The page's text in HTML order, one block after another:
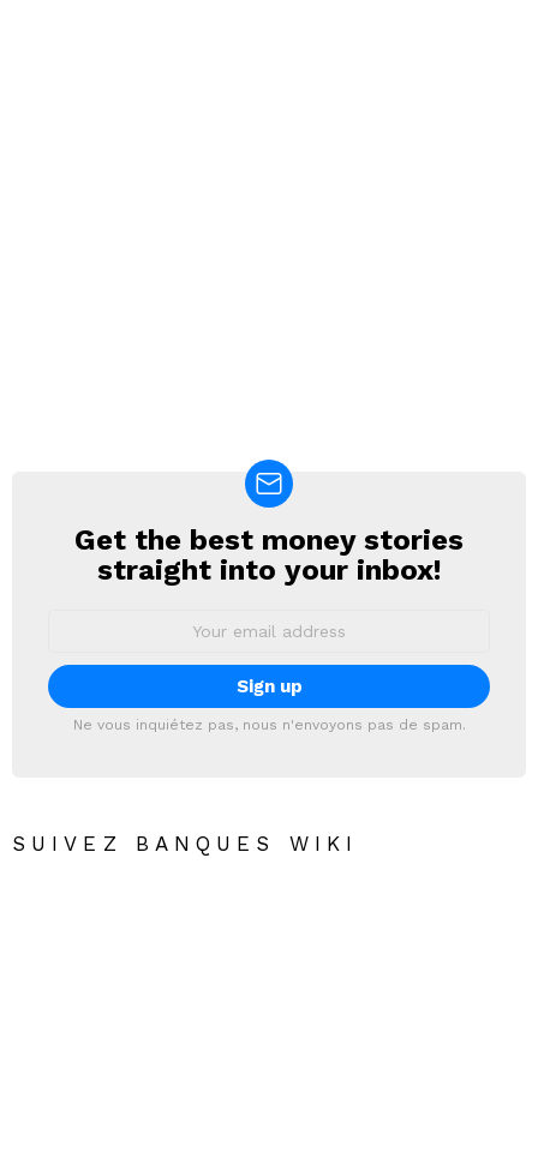
NEWSLETTER
Get the best money stories
straight into your inbox!
Ne vous inquiétez pas, nous n'envoyons pas de spam.
SUIVEZ BANQUES WIKI